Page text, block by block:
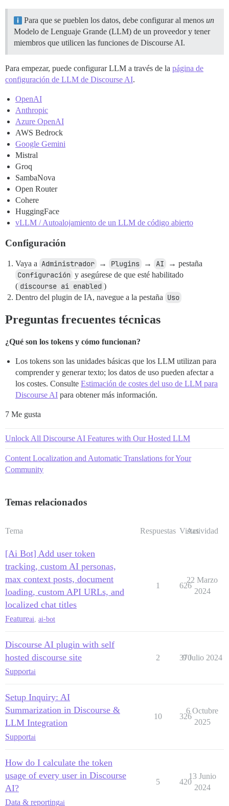
Para que se pueblen los datos, debe configurar al menos un
Modelo de Lenguaje Grande (LLM) de un proveedor y tener
miembros que utilicen las funciones de Discourse AI.
Para empezar, puede configurar LLM a través de la página de
configuración de LLM de Discourse AI.
OpenAI
Anthropic
Azure OpenAI
AWS Bedrock
Google Gemini
Mistral
Groq
SambaNova
Open Router
Cohere
HuggingFace
vLLM / Autoalojamiento de un LLM de código abierto
Configuración
Vaya a Administrador → Plugins → AI → pestaña
Configuración y asegúrese de que esté habilitado
( discourse ai enabled )
Dentro del plugin de IA, navegue a la pestaña Uso
Preguntas frecuentes técnicas
¿Qué son los tokens y cómo funcionan?
Los tokens son las unidades básicas que los LLM utilizan para
comprender y generar texto; los datos de uso pueden afectar a
los costes. Consulte Estimación de costes del uso de LLM para
Discourse AI para obtener más información.
7 Me gusta
Unlock All Discourse AI Features with Our Hosted LLM
Content Localization and Automatic Translations for Your
Community
Temas relacionados
Tema Respuestas Vistas
Actividad
[Ai Bot] Add user token
tracking, custom AI personas,
max context posts, document
loading, custom API URLs, and
localized chat titles
Featureai ai-bot
1 626
22 Marzo
2024
Discourse AI plugin with self
hosted discourse site
Supportai
2 370
9 Julio 2024
Setup Inquiry: AI
Summarization in Discourse &
LLM Integration
Supportai
10 326
6 Octubre
2025
How do I calculate the token
usage of every user in Discourse
AI?
Data & reportingai
5 420
13 Junio
2024